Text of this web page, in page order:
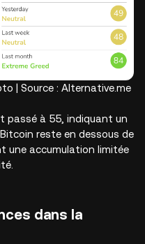
| Source : Alternative.me
passé à 55, indiquant un
reste en dessous de
une accumulation limitée
dans la